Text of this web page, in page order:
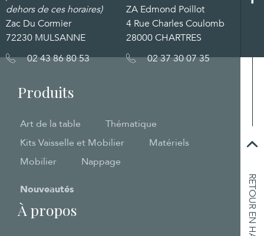
RETOUR EN HAUT
Produits
Art de la table
Thématique
Kits Vaisselle et Mobilier
Matériels
Mobilier
Nappage
Nouveautés
À propos
dehors de ces horaires)
Zac Du Cormier
72230 MULSANNE
02 43 86 80 53
ZA Edmond Poillot
4 Rue Charles Coulomb
28000 CHARTRES
02 37 30 07 35